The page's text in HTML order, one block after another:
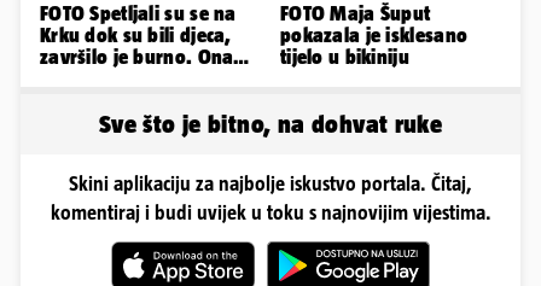
FOTO Spetljali su se na
Krku dok su bili djeca,
završilo je burno. Ona
FOTO Maja Šuput
pokazala je isklesano
tijelo u bikiniju
Sve što je bitno, na dohvat ruke
Skini aplikaciju za najbolje iskustvo portala. Čitaj,
komentiraj i budi uvijek u toku s najnovijim vijestima.